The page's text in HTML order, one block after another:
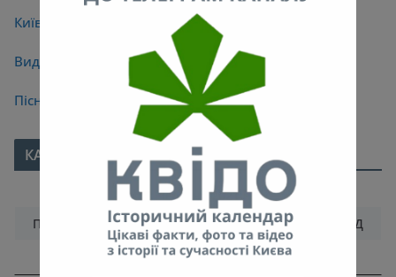
Київські мости
Видатні кияни
Пісні про Київ
КАЛЕНДАР
Червень 2021
ПН
СР ЧТ ПТ СБ НД
2 3 4 5